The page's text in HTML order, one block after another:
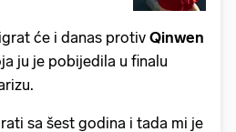
će i danas protiv Qinwen
ju je pobijedila u finalu
sa šest godina i tada mi je